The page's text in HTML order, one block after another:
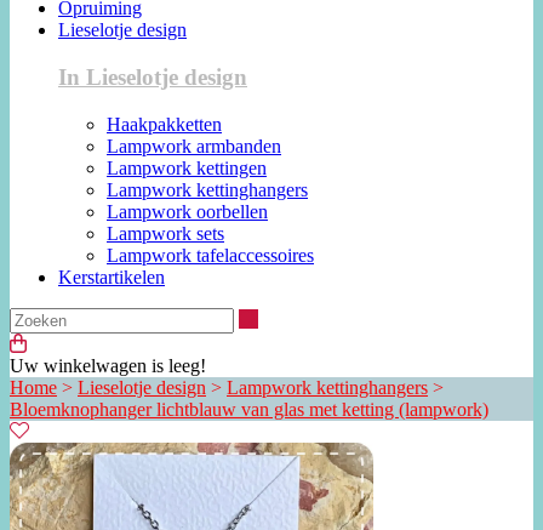
Opruiming
Lieselotje design
In Lieselotje design
Haakpakketten
Lampwork armbanden
Lampwork kettingen
Lampwork kettinghangers
Lampwork oorbellen
Lampwork sets
Lampwork tafelaccessoires
Kerstartikelen
Uw winkelwagen is leeg!
Home > Lieselotje design > Lampwork kettinghangers >
Bloemknophanger lichtblauw van glas met ketting (lampwork)